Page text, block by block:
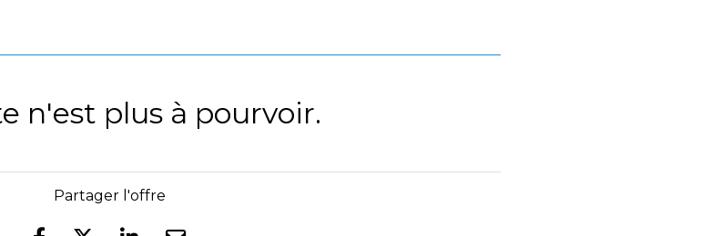
n'est plus à pourvoir.
Partager l'offre